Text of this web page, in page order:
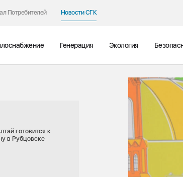
Потребителей Новости СГК
Генерация Экология
готовится к
в Рубцовске